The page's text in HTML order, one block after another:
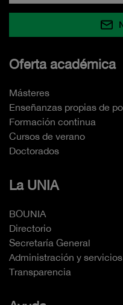
Oferta académica
Másteres
Enseñanzas propias de
Formación continua
Cursos de verano
Doctorados
La UNIA
BOUNIA
Directorio
Secretaría General
Administración y servicios
Transparencia